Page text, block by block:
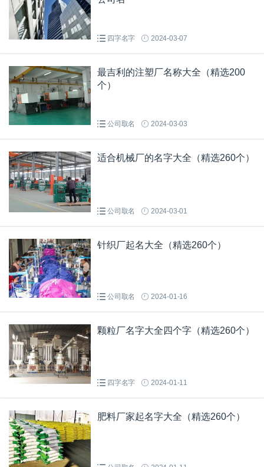
四字名字 2024-03-07
最吉利的注塑厂名称大全（精选200
个）
公司取名 2024-03-03
适合机械厂的名字大全（精选260个）
公司取名 2024-03-01
针织厂起名大全（精选260个）
公司取名 2024-01-16
颗粒厂名字大全四个字（精选260个）
四字名字 2024-01-11
肥料厂家起名字大全（精选260个）